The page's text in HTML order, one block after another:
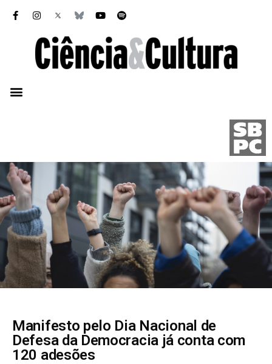
Manifesto pelo Dia Nacional de
Defesa da Democracia já conta com
120 adesões